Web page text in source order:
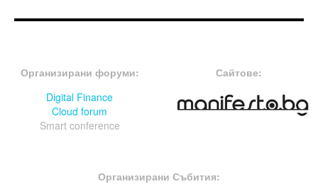
Организирани форуми:
Digital Finance
Cloud forum
Smart conference
Сайтове:
Организирани Събития: